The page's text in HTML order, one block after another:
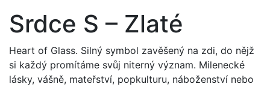
Srdce S – Zlaté
Heart of Glass. Silný symbol zavěšený na zdi, do nějž
si každý promítáme svůj niterný význam. Milenecké
lásky, vášně, mateřství, popkulturu, náboženství nebo